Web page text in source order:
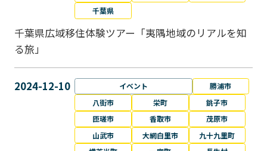
千葉県
千葉県広域移住体験ツアー「夷隅地域のリアルを知
る旅」
2024-12-10 イベント
勝浦市
八街市
栄町
銚子市
匝瑳市
香取市
茂原市
山武市
大網白里市
九十九里町